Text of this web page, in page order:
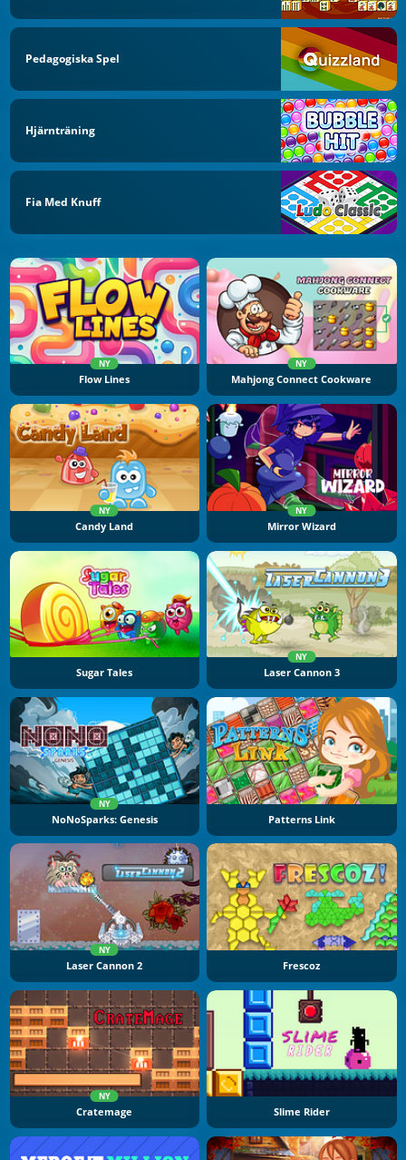
Pedagogiska Spel
Hjärnträning
Fia Med Knuff
NY
Flow Lines
NY
Mahjong Connect Cookware
NY
Candy Land
NY
Mirror Wizard
Sugar Tales
NY
Laser Cannon 3
NY
NoNoSparks: Genesis Patterns Link
NY
Laser Cannon 2 Frescoz
NY
Cratemage Slime Rider